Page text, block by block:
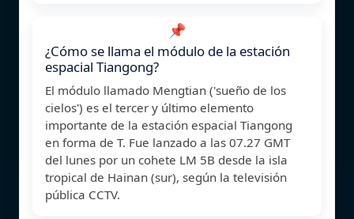
📌
¿Cómo se llama el módulo de la estación
espacial Tiangong?
El módulo llamado Mengtian ('sueño de los
cielos') es el tercer y último elemento
importante de la estación espacial Tiangong
en forma de T. Fue lanzado a las 07.27 GMT
del lunes por un cohete LM 5B desde la isla
tropical de Hainan (sur), según la televisión
pública CCTV.